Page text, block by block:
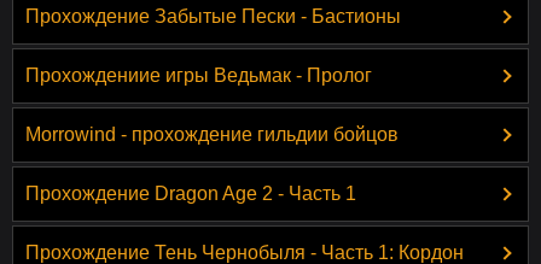
Прохождение Забытые Пески - Бастионы
Прохождениие игры Ведьмак - Пролог
Morrowind - прохождение гильдии бойцов
Прохождение Dragon Age 2 - Часть 1
Прохождение Тень Чернобыля - Часть 1: Кордон